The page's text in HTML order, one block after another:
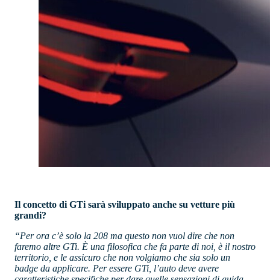
Il concetto di GTi sarà sviluppato anche su vetture più
grandi?
“Per ora c’è solo la 208 ma questo non vuol dire che non
faremo altre GTi. È una filosofica che fa parte di noi, è il nostro
territorio, e le assicuro che non volgiamo che sia solo un
badge da applicare. Per essere GTi, l’auto deve avere